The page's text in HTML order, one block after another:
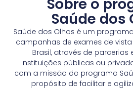
Sobre o
Saúde dos
Saúde dos Olhos é um
campanhas de exames de
Brasil, através de
instituições públicas ou
com a missão do programa
propósito de facilitar e